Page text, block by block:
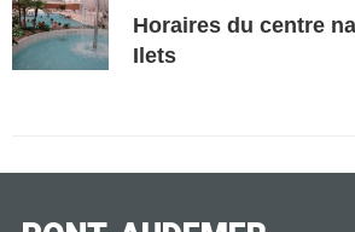
Horaires du centre
Ilets